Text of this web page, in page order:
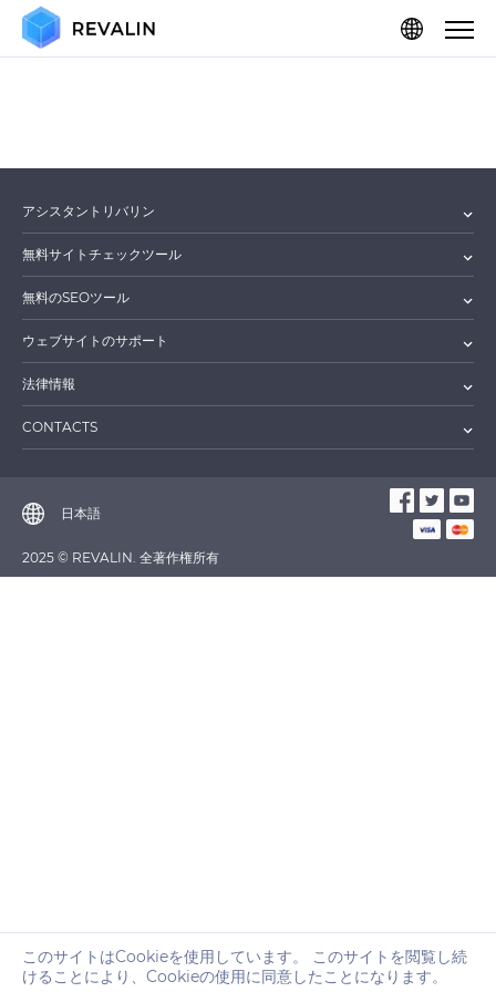
このサイトはCookieを使用しています。 このサイトを閲覧し続
けることにより、Cookieの使用に同意したことになります。
アシスタントリバリン
無料サイトチェックツール
無料のSEOツール
ウェブサイトのサポート
法律情報
CONTACTS
日本語
2025 © REVALIN. 全著作権所有